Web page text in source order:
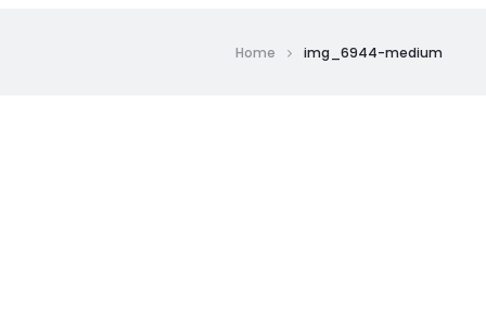
Home img_6944-medium